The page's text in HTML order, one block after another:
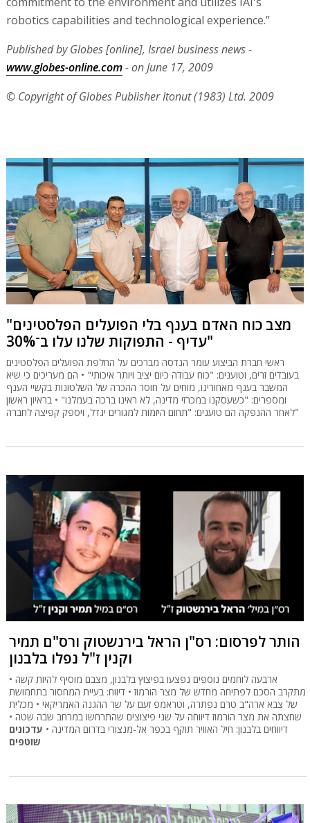
robotics capabilities and technological experience.”
Published by Globes [online], Israel business news -
www.globes-online.com- on June 17, 2009
© Copyright of Globes Publisher Itonut (1983) Ltd. 2009
"מצב כוח האדם בענף בלי הפועלים הפלסטינים
עדיף - התפוקות שלנו עלו ב־30%"
ראשי חברת הביצוע עומר הנדסה מברכים על החלפת הפועלים הפלסטינים
בעובדים זרים, וטוענים: "כוח עבודה כיום יציב ויותר איכותי" • הם מעריכים כי שיא
המשבר בענף מאחורינו, מוחים על חוסר ההכרה של השלטונות בקשיי הענף
ומספרים: "כשעסקנו במכרזי מדינה, לא ראינו ברכה בעמלנו" • בראיון ראשון
לאחר ההנפקה הם טוענים: "תחום היזמות למגורים יגדל, ויספק קפיצה לחברה"
הותר לפרסום: רס"ן הראל בירנשטוק ורס"ם תמיר
וקנין ז"ל נפלו בלבנון
ארבעה לוחמים נוספים נפצעו בפיצוץ בלבנון, מצבם מוסיף להיות קשה •
מתקרב הסכם לפתיחה מחדש של מצר הורמוז • דיווח: בעיית המחסור בתחמושת
של צבא ארה"ב טרם נפתרה, וטראמפ זעם על שר ההגנה האמריקאי • מכלית
שחצתה את מצר הורמוז דיווחה על שני פיצוצים שהתרחשו במרחב שבה שטה •
דיווחים בלבנון: חיל האוויר תוקף בכפר אל-מנצורי בדרום המדינה • עדכונים
שוטפים